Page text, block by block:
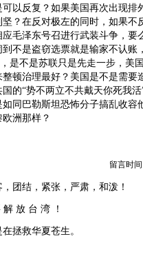
以反复？如果美国再次出现排
？在反对极左的同时，如果不
毛泽东号召进行武装斗争，要
不是盗窃选票就是输家不认账
是不是苏联只是先走一步，美
顿治理最好？美国是不是需要
的“势不两立不共戴天你死我
同巴勒斯坦恐怖分子搞乱收容
洲那样？
留言时间
团结，紧张，严肃，和泼！
放 台 湾 ！
拯救华夏苍生。